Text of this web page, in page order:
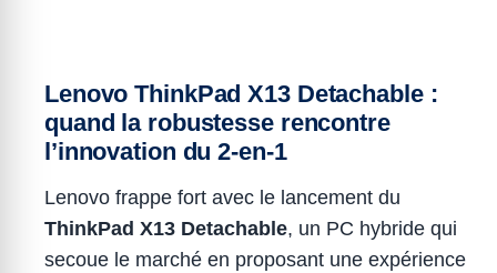
Lenovo ThinkPad X13 Detachable :
quand la robustesse rencontre
l’innovation du 2-en-1
Lenovo frappe fort avec le lancement du
ThinkPad X13 Detachable, un PC hybride qui
secoue le marché en proposant une expérience